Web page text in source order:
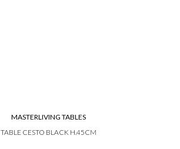
MASTERLIVING TABLES
TABLE CESTO BLACK H.45CM